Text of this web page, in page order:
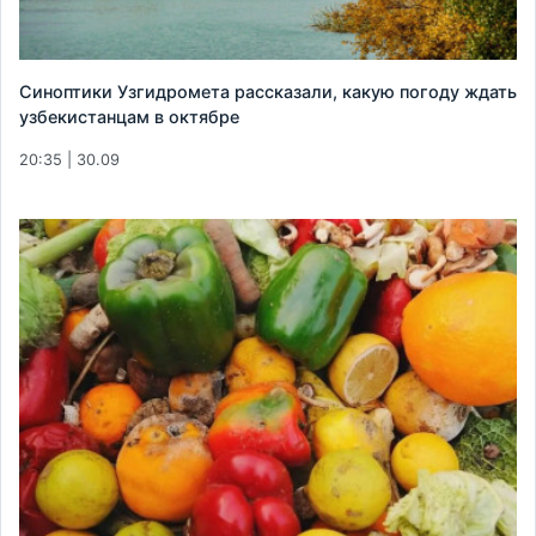
Синоптики Узгидромета рассказали, какую погоду ждать
узбекистанцам в октябре
20:35 | 30.09